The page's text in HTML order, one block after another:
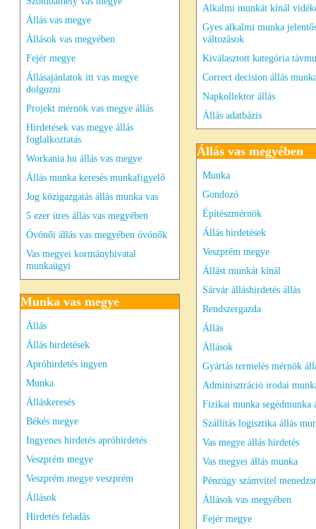
Állás vas megye
Állások vas megyében
Fejér megye
Állásajánlatok itt vas megye
dolgozni
Projekt mérnök vas megye állás
Hirdetések vas megye állás
foglalkoztatás
Workania hu állás vas megye
Állás munka keresés munkafigyelő
Jog közigazgatás állás munka vas
5 ezer üres állás vas megyében
Óvónői állás vas megyében óvónők
Vas megyei kormányhivatal
munkaügyi
Munka vas megye
Állás
Állás hirdetések
Apróhirdetés ingyen
Munka
Álláskeresés
Békés megye
Ingyenes hirdetés apróhirdetés
Veszprém megye
Veszprém megye veszprém
Állások
Hirdetés feladás
Alkalmi munkát kínál
Gyes alkalmi munka
változások
Kiválasztott kategória
Correct decision állás
Napkollektor állás
Állás adatbázis
Állás vas megyében
Munka
Gondozó
Építészmérnök
Állás hirdetések
Veszprém megye
Állást munkát kínál
Sárvár álláshirdetés állás
Rendszergazda
Állás
Állások
Gyártás termelés mérnök
Adminisztráció irodai
Fizikai munka segédmunka
Szállítás logisztika állás
Vas megye állás hirdetés
Vas megyei állás munka
Pénzügy számvitel
Állások vas megyében
Fejér megye